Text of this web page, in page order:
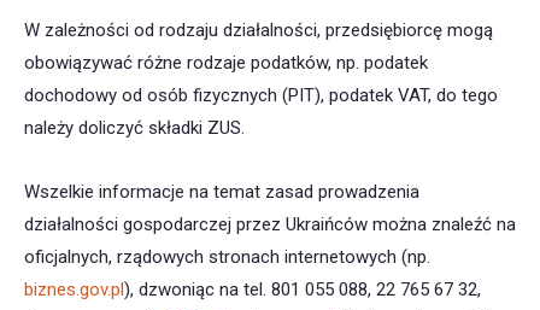
W zależności od rodzaju działalności, przedsiębiorcę mogą
obowiązywać różne rodzaje podatków, np. podatek
dochodowy od osób fizycznych (PIT), podatek VAT, do tego
należy doliczyć składki ZUS.
Wszelkie informacje na temat zasad prowadzenia
działalności gospodarczej przez Ukraińców można znaleźć na
oficjalnych, rządowych stronach internetowych (np.
biznes.gov.pl ), dzwoniąc na tel. 801 055 088, 22 765 67 32,